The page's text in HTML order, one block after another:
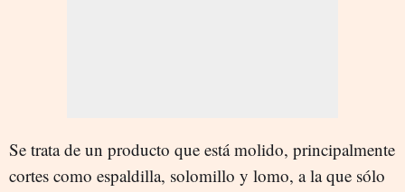
Se trata de un producto que está molido, principalmente
cortes como espaldilla, solomillo y lomo, a la que sólo